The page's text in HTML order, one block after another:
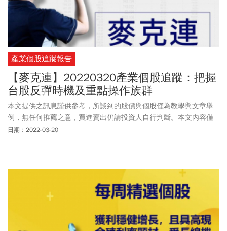
產業個股追蹤報告
【麥克連】20220320產業個股追蹤：把握
台股反彈時機及重點操作族群
本文提供之訊息謹供參考，所談到的股價與個股僅為教學與文章舉
例，無任何推薦之意，買進賣出仍請投資人自行判斷。本文內容僅
供訂閱戶本人使用，非經授權嚴禁任何翻印、轉載，或以任何型態
日期：2022-03-20